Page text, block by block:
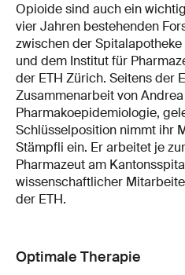
Opioide sind auch ein
vier Jahren bestehenden
zwischen der
und dem Institut für
der ETH Zürich. Seitens der
Zusammenarbeit von
Pharmakoepidemiologie,
Schlüsselposition nimmt ihr
Stämpfli ein. Er arbeitet je
Pharmazeut am
wissenschaftlicher
der ETH.
Optimale Therapie